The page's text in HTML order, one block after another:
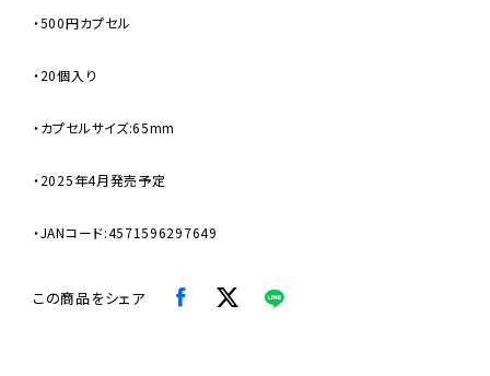
・500円カプセル
・20個入り
・カプセルサイズ:65mm
・2025年4月発売予定
・JANコード:4571596297649
この商品をシェア